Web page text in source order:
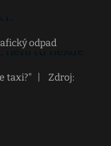
odpad
taxi?"
Zdroj: